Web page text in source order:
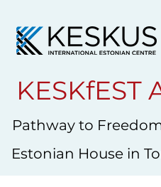
KESKfEST
Pathway to
Estonian House in